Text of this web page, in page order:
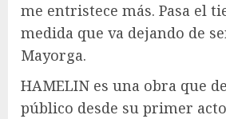
me entristece más. Pasa el
medida que va dejando de
Mayorga.
HAMELIN es una obra que
público desde su primer